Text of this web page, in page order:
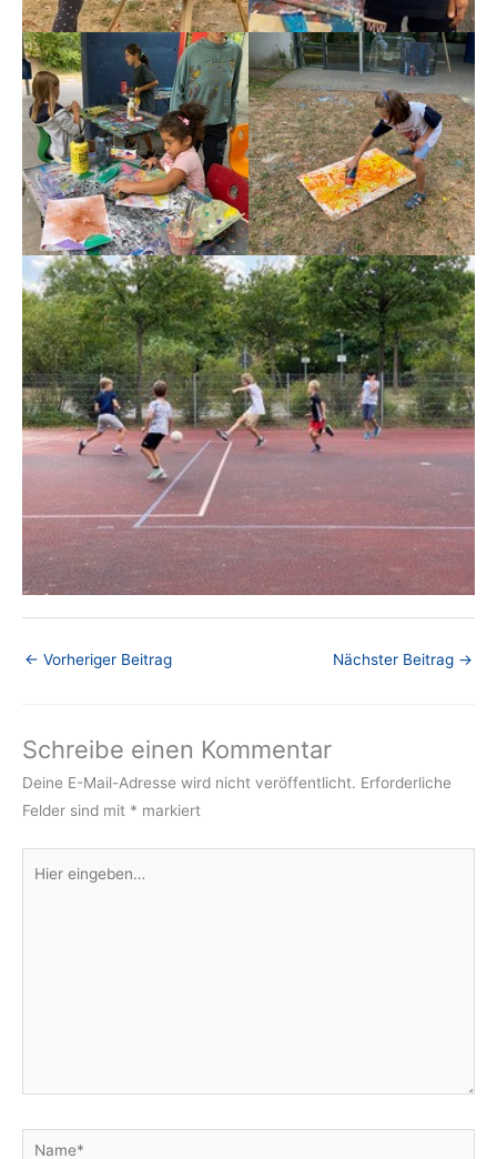
← Vorheriger Beitrag Nächster Beitrag →
Schreibe einen Kommentar
Deine E-Mail-Adresse wird nicht veröffentlicht. Erforderliche
Felder sind mit * markiert
eingeben…
Name*